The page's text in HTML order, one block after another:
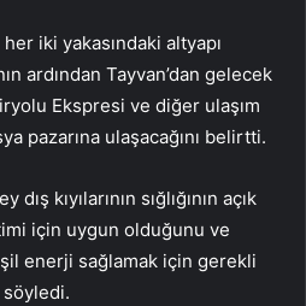
her iki yakasındaki altyapı
ardından Tayvan’dan gelecek
Ekspresi ve diğer ulaşım
pazarına ulaşacağını belirtti.
dış kıyılarının sığlığının açık
için uygun olduğunu ve
enerji sağlamak için gerekli